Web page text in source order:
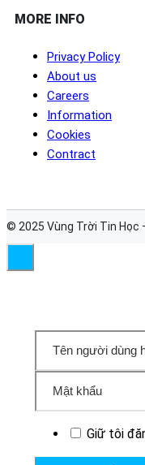
MORE INFO
Privacy Policy
About us
Careers
Information
Cookies
Contract
© 2025 Vùng Trời Tin Học
Giữ tôi